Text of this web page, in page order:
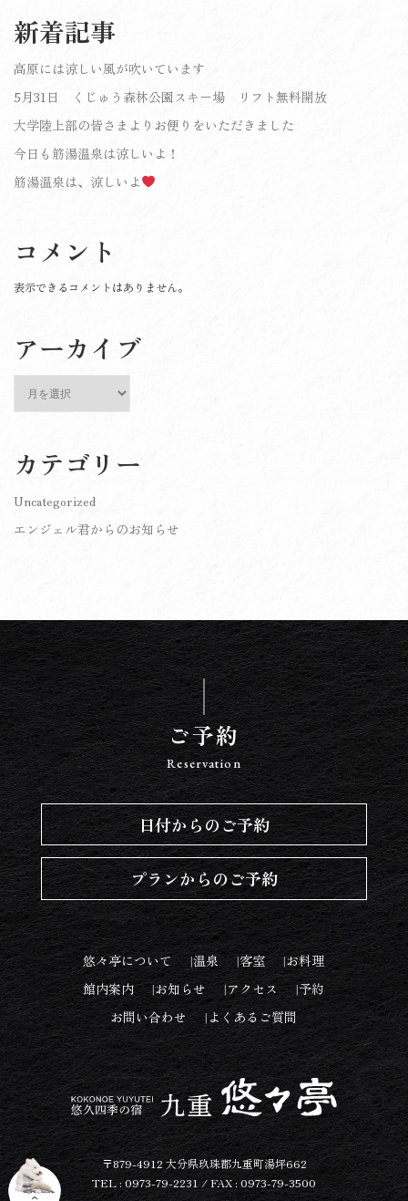
新着記事
高原には涼しい風が吹いています
5月31日 くじゅう森林公園スキー場 リフト無料開放
大学陸上部の皆さまよりお便りをいただきました
今日も筋湯温泉は涼しいよ！
筋湯温泉は、涼しいよ
コメント
表示できるコメントはありません。
アーカイブ
カテゴリー
Uncategorized
エンジェル君からのお知らせ
ご予約
Reservation
日付からのご予約
プランからのご予約
悠々亭について 温泉 客室
お料理
館内案内
お知らせ アクセス
予約
お問い合わせ
よくあるご質問
〒879-4912 大分県玖珠郡九重町湯坪662
TEL : 0973-79-2231 / FAX : 0973-79-3500